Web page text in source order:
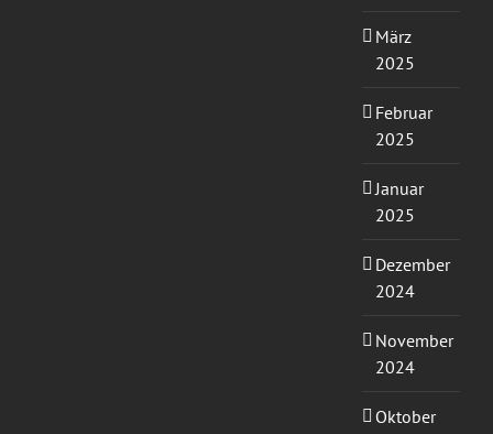
März
2025
Februar
2025
Januar
2025
Dezember
2024
November
2024
Oktober